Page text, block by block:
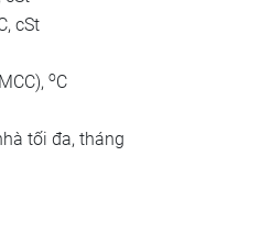
cSt
oC
tối đa, tháng